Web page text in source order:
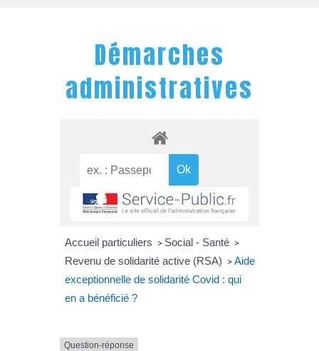
Démarches
administratives
Accueil particuliers > Social - Santé >
Revenu de solidarité active (RSA) > Aide
exceptionnelle de solidarité Covid : qui
en a bénéficié ?
Question-réponse